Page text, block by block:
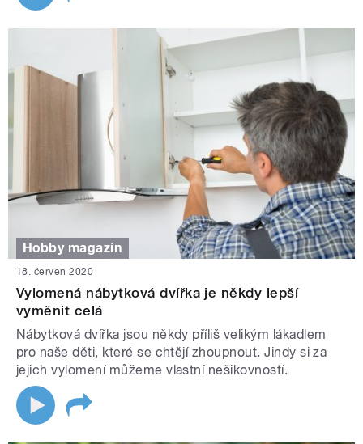
Hobby magazín
18. červen 2020
Vylomená nábytková dvířka je někdy lepší
vyměnit celá
Nábytková dvířka jsou někdy příliš velikým lákadlem
pro naše děti, které se chtějí zhoupnout. Jindy si za
jejich vylomení můžeme vlastní nešikovností.